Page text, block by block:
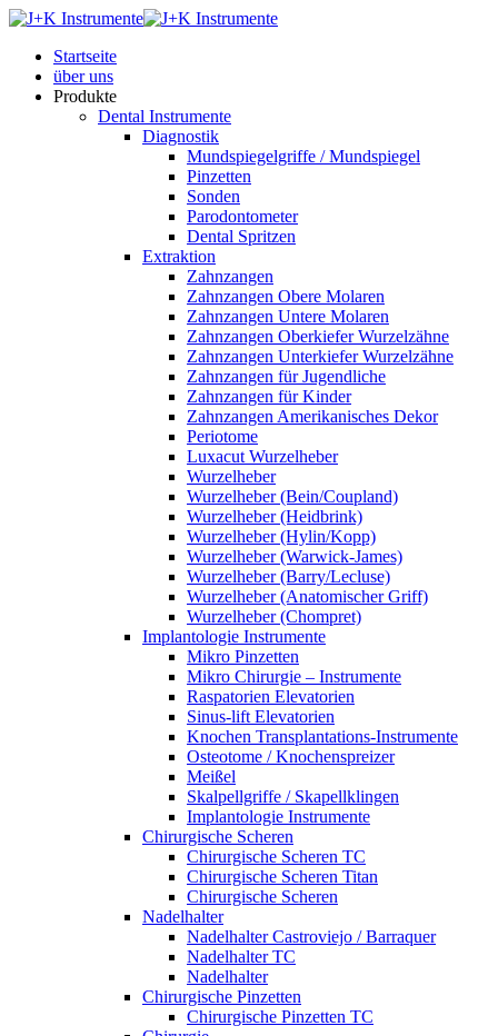
Startseite
über uns
Produkte
Dental Instrumente
Diagnostik
Mundspiegelgriffe / Mundspiegel
Pinzetten
Sonden
Parodontometer
Dental Spritzen
Extraktion
Zahnzangen
Zahnzangen Obere Molaren
Zahnzangen Untere Molaren
Zahnzangen Oberkiefer Wurzelzähne
Zahnzangen Unterkiefer Wurzelzähne
Zahnzangen für Jugendliche
Zahnzangen für Kinder
Zahnzangen Amerikanisches Dekor
Periotome
Luxacut Wurzelheber
Wurzelheber
Wurzelheber (Bein/Coupland)
Wurzelheber (Heidbrink)
Wurzelheber (Hylin/Kopp)
Wurzelheber (Warwick-James)
Wurzelheber (Barry/Lecluse)
Wurzelheber (Anatomischer Griff)
Wurzelheber (Chompret)
Implantologie Instrumente
Mikro Pinzetten
Mikro Chirurgie – Instrumente
Raspatorien Elevatorien
Sinus-lift Elevatorien
Knochen Transplantations-Instrumente
Osteotome / Knochenspreizer
Meißel
Skalpellgriffe / Skapellklingen
Implantologie Instrumente
Chirurgische Scheren
Chirurgische Scheren TC
Chirurgische Scheren Titan
Chirurgische Scheren
Nadelhalter
Nadelhalter Castroviejo / Barraquer
Nadelhalter TC
Nadelhalter
Chirurgische Pinzetten
Chirurgische Pinzetten TC